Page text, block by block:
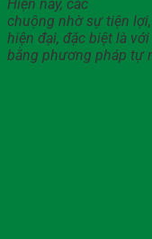
Hiện nay, các
chuộng nhờ sự tiện
hiện đại, đặc biệt là
bằng phương pháp tự